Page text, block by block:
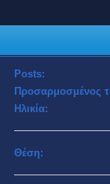
Posts:
Προσαρμοσμένος
Ηλικία:
Θέση: